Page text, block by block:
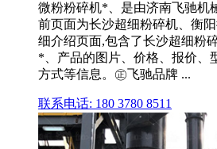
微粉粉碎机*、是由济南飞驰机
前页面为长沙超细粉碎机、衡
细介绍页面,包含了长沙超细粉
*、产品的图片、价格、报价、
方式等信息。㊣飞驰品牌 ...
联系电话: 180 3780 8511